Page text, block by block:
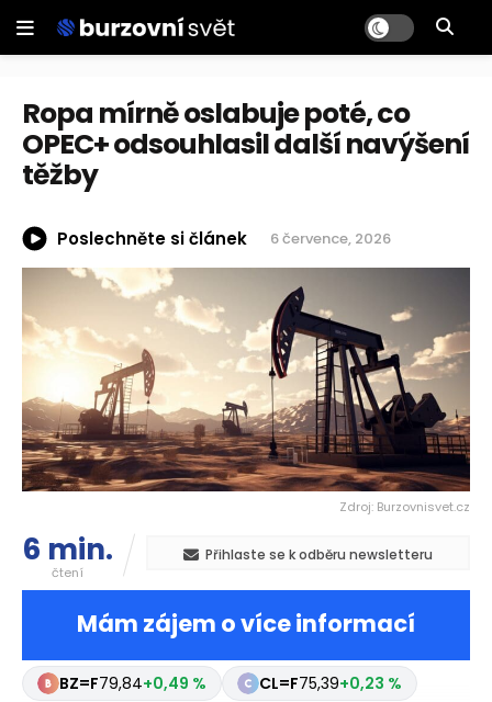
Ropa mírně oslabuje poté, co
OPEC+ odsouhlasil další navýšení
těžby
Poslechněte si článek 6 července, 2026
Zdroj: Burzovnisvet.cz
6 min.
čtení
Přihlaste se k odběru newsletteru
Mám zájem o více informací
BZ=F79,84+0,49 % CL=F75,39+0,23 %